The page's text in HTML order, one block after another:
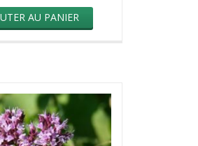
AU PANIER